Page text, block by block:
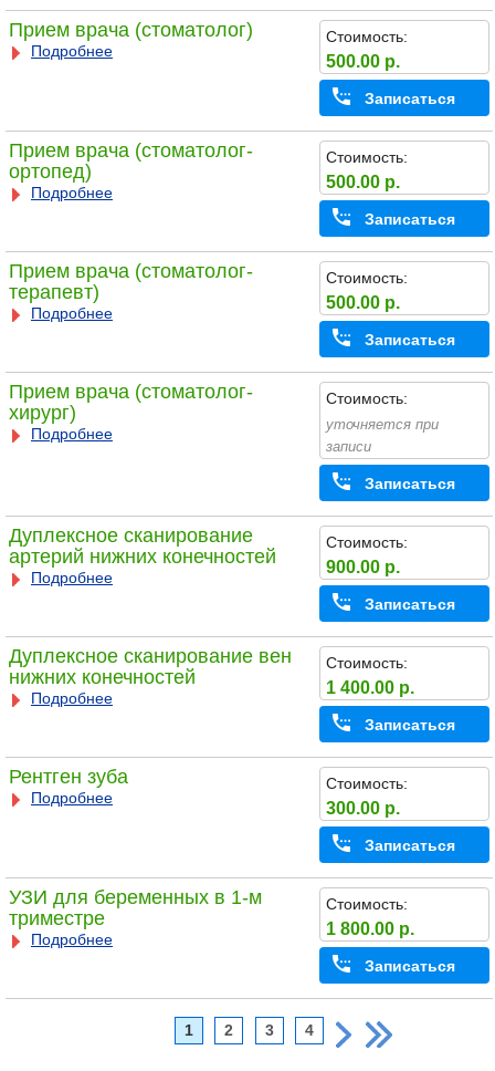
Прием врача (стоматолог)
Подробнее
Стоимость:
500.00 р.
Записаться
Прием врача (стоматолог-
ортопед)
Подробнее
Стоимость:
500.00 р.
Записаться
Прием врача (стоматолог-
терапевт)
Подробнее
Стоимость:
500.00 р.
Записаться
Прием врача (стоматолог-
хирург)
Подробнее
Стоимость:
уточняется при
записи
Записаться
Дуплексное сканирование
артерий нижних конечностей
Подробнее
Стоимость:
900.00 р.
Записаться
Дуплексное сканирование вен
нижних конечностей
Подробнее
Стоимость:
1 400.00 р.
Записаться
Рентген зуба
Подробнее
Стоимость:
300.00 р.
Записаться
УЗИ для беременных в 1-м
триместре
Подробнее
Стоимость:
1 800.00 р.
Записаться
1 2 3 4